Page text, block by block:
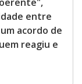
entre
acordo de
reagiu e